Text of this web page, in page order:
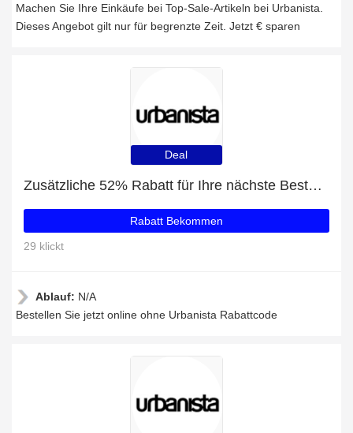
Machen Sie Ihre Einkäufe bei Top-Sale-Artikeln bei Urbanista.
Dieses Angebot gilt nur für begrenzte Zeit. Jetzt € sparen
Deal
Zusätzliche 52% Rabatt für Ihre nächste Bestellung
Rabatt Bekommen
29 klickt
Ablauf: N/A
Bestellen Sie jetzt online ohne Urbanista Rabattcode